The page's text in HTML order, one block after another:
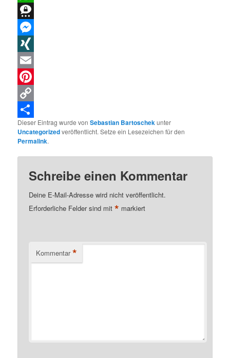
WhatsApp
Threema
Messenger
XING
Email
Pinterest
Copy
Link
Teilen
Dieser Eintrag wurde vonSebastian Bartoschekunter
Uncategorizedveröffentlicht. Setze ein Lesezeichen für den
Permalink.
Schreibe einen Kommentar
Deine E-Mail-Adresse wird nicht veröffentlicht.
Erforderliche Felder sind mit* markiert
Kommentar *